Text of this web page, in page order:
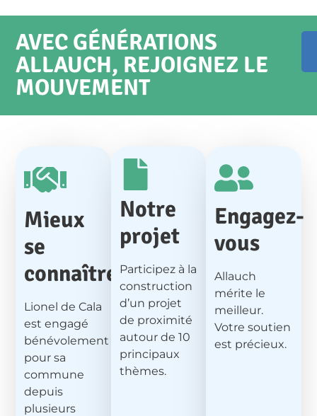
AVEC GÉNÉRATIONS
ALLAUCH, REJOIGNEZ LE
MOUVEMENT
Mieux
se
connaître
Lionel de Cala
est engagé
bénévolement
pour sa
commune
depuis
plusieurs
Notre
projet
Participez à la
construction
d’un projet
de proximité
autour de 10
principaux
thèmes.
Engagez-
vous
Allauch
mérite le
meilleur.
Votre soutien
est précieux.